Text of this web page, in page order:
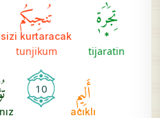
تِجَٰرَةٖ
*
tijaratin
تُنجِيكُم
sizi kurtaracak
tunjikum
أَلِيمٖ
acıklı
10